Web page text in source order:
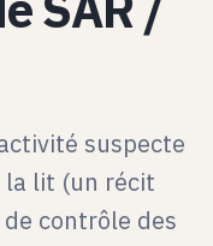
suspecte
lit (un récit
contrôle des